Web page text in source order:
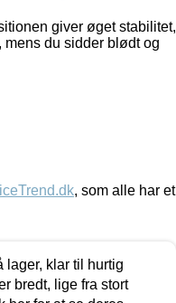
giver øget stabilitet,
du sidder blødt og
, som alle har et
lager, klar til hurtig
bredt, lige fra stort